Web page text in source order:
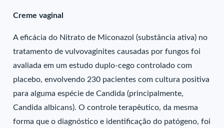
Creme vaginal
A eficácia do Nitrato de Miconazol (substância ativa) no
tratamento de vulvovaginites causadas por fungos foi
avaliada em um estudo duplo-cego controlado com
placebo, envolvendo 230 pacientes com cultura positiva
para alguma espécie de Candida (principalmente,
Candida albicans). O controle terapêutico, da mesma
forma que o diagnóstico e identificação do patógeno, foi